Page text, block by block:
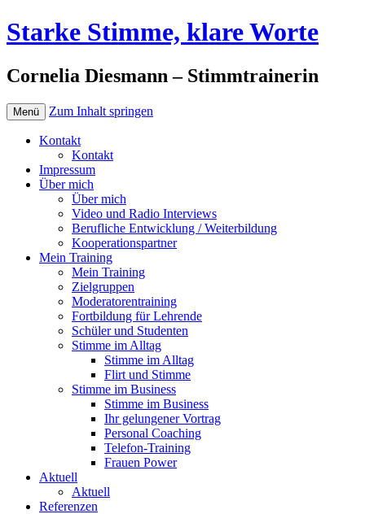
Starke Stimme, klare Worte
Cornelia Diesmann – Stimmtrainerin
Menü Zum Inhalt springen
Kontakt
Kontakt
Impressum
Über mich
Über mich
Video und Radio Interviews
Berufliche Entwicklung / Weiterbildung
Kooperationspartner
Mein Training
Mein Training
Zielgruppen
Moderatorentraining
Fortbildung für Lehrende
Schüler und Studenten
Stimme im Alltag
Stimme im Alltag
Flirt und Stimme
Stimme im Business
Stimme im Business
Ihr gelungener Vortrag
Personal Coaching
Telefon-Training
Frauen Power
Aktuell
Aktuell
Referenzen